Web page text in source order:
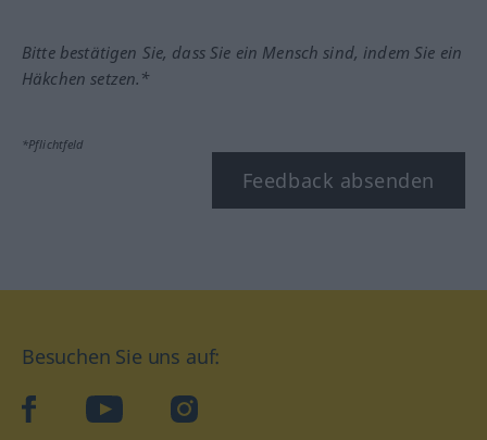
Bitte bestätigen Sie, dass Sie ein Mensch sind, indem Sie ein
Häkchen setzen.*
*Pflichtfeld
Feedback absenden
Besuchen Sie uns auf:
facebookYouTube Instagram